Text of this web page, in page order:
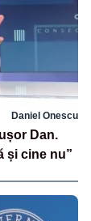
Daniel Onescu
Dan.
și cine nu”